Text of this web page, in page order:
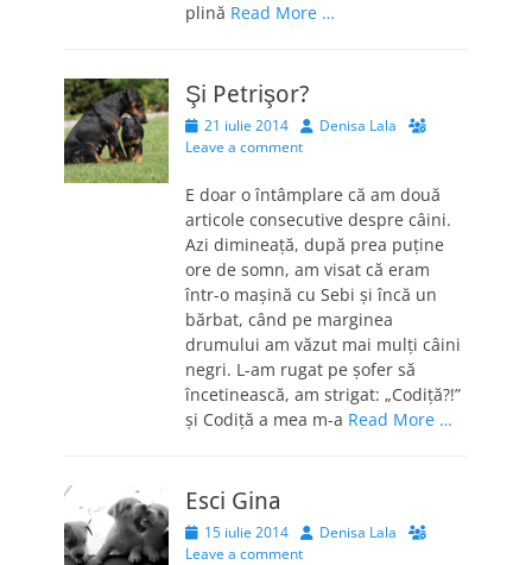
plină Read More …
Şi Petrişor?
Posted
on
21 iulie 2014 AuthorDenisa Lala
Leave a comment
E doar o întâmplare că am două
articole consecutive despre câini.
Azi dimineaţă, după prea puţine
ore de somn, am visat că eram
într-o maşină cu Sebi şi încă un
bărbat, când pe marginea
drumului am văzut mai mulţi câini
negri. L-am rugat pe şofer să
încetinească, am strigat: „Codiţă?!”
şi Codiţă a mea m-a Read More …
Esci Gina
Posted
on
15 iulie 2014 AuthorDenisa Lala
Leave a comment